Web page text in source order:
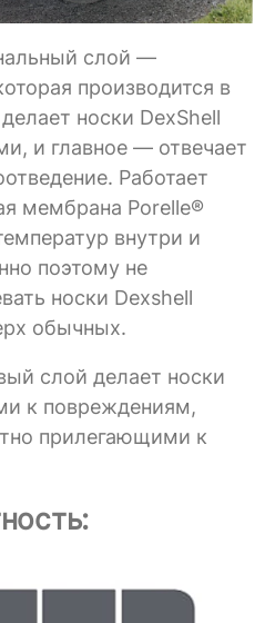
слой —
производится в
носки DexShell
и главное — отвечает
Работает
мембрана Porelle®
внутри и
поэтому не
носки Dexshell
обычных.
слой делает носки
к повреждениям,
прилегающими к